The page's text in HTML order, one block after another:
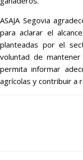
ASAJA Segovia
para aclarar el
planteadas por el
voluntad de
permita informar
agrícolas y contribuir a